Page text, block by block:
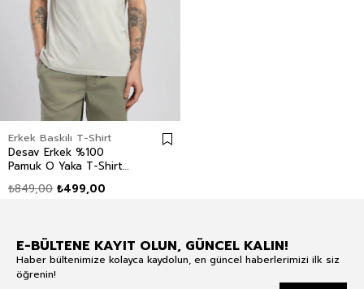
Erkek Baskılı T-Shirt
Desav Erkek %100
Pamuk O Yaka T-Shirt
₺499,00
₺849,00
E-BÜLTENE KAYIT OLUN, GÜNCEL KALIN!
Haber bültenimize kolayca kaydolun, en güncel haberlerimizi ilk siz
öğrenin!